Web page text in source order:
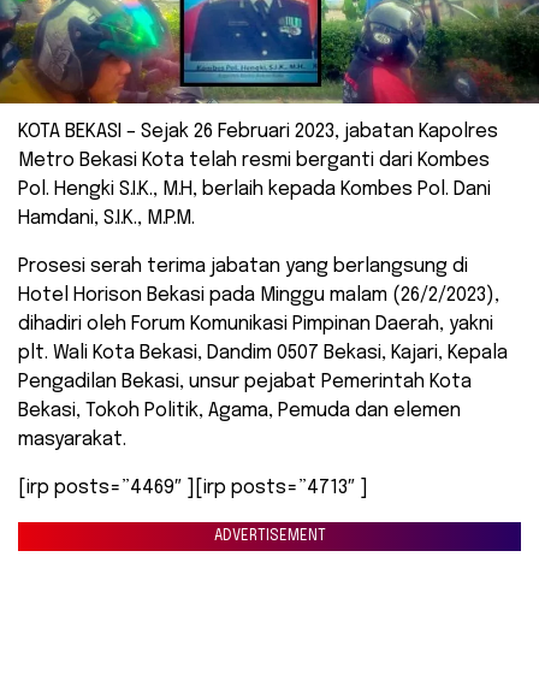
KOTA BEKASI – Sejak 26 Februari 2023, jabatan Kapolres
Metro Bekasi Kota telah resmi berganti dari Kombes
Pol. Hengki S.I.K., M.H, berlaih kepada Kombes Pol. Dani
Hamdani, S.I.K., M.P.M.
Prosesi serah terima jabatan yang berlangsung di
Hotel Horison Bekasi pada Minggu malam (26/2/2023),
dihadiri oleh Forum Komunikasi Pimpinan Daerah, yakni
plt. Wali Kota Bekasi, Dandim 0507 Bekasi, Kajari, Kepala
Pengadilan Bekasi, unsur pejabat Pemerintah Kota
Bekasi, Tokoh Politik, Agama, Pemuda dan elemen
masyarakat.
[irp posts=”4469″ ][irp posts=”4713″ ]
ADVERTISEMENT